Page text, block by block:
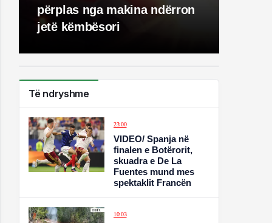
përplas nga makina ndërron
jetë këmbësori
Të ndryshme
23:00
VIDEO/ Spanja në
finalen e Botërorit,
skuadra e De La
Fuentes mund mes
spektaklit Francën
10:03